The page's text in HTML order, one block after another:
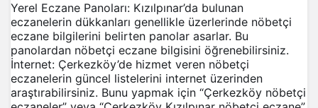
Yerel Eczane Panoları: Kızılpınar’da bulunan
eczanelerin dükkanları genellikle üzerlerinde nöbetçi
eczane bilgilerini belirten panolar asarlar. Bu
panolardan nöbetçi eczane bilgisini öğrenebilirsiniz.
İnternet: Çerkezköy’de hizmet veren nöbetçi
eczanelerin güncel listelerini internet üzerinden
araştırabilirsiniz. Bunu yapmak için “Çerkezköy nöbetçi